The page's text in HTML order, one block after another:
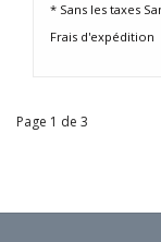
* Sans les taxes
Frais d'expédition
Page 1 de 3